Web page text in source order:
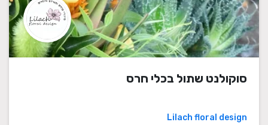
סוקולנט שתול בכלי חרס
Lilach floral design